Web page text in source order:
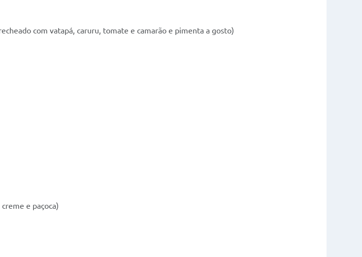
com vatapá, caruru, tomate e camarão e pimenta a gosto)
e paçoca)